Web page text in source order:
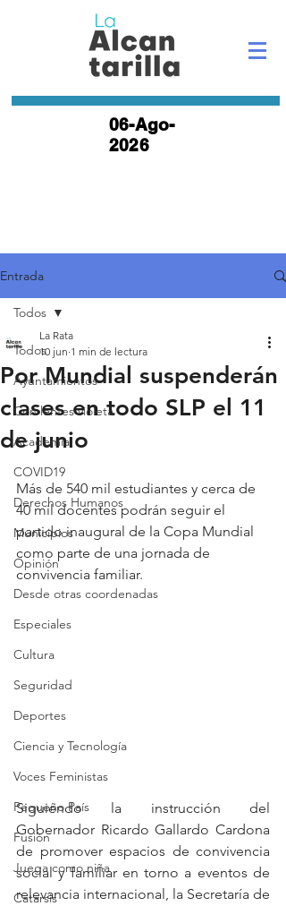
06-Ago-
2026
Entrada
Todos
Ayuntamientos
Con lentes violeta
Academia
COVID19
Derechos Humanos
Municipios
Opinión
Desde otras coordenadas
Especiales
Cultura
Seguridad
Deportes
Ciencia y Tecnología
Voces Feministas
Pequeño País
Fusión
Juega como niña
Catarsis
Todos
Por Mundial suspenderán
clases en todo SLP el 11
de junio
La Rata
10 jun 1 min de lectura
Más de 540 mil estudiantes y cerca de
40 mil docentes podrán seguir el
partido inaugural de la Copa Mundial
como parte de una jornada de
convivencia familiar.
Siguiendo la instrucción del
Gobernador Ricardo Gallardo Cardona
de promover espacios de convivencia
social y familiar en torno a eventos de
relevancia internacional, la Secretaría de